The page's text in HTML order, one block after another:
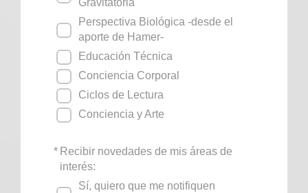
Gravitatoria
Perspectiva Biológica -desde el
aporte de Hamer-
Educación Técnica
Conciencia Corporal
Ciclos de Lectura
Conciencia y Arte
* Recibir novedades de mis áreas de
interés:
Sí, quiero que me notifiquen